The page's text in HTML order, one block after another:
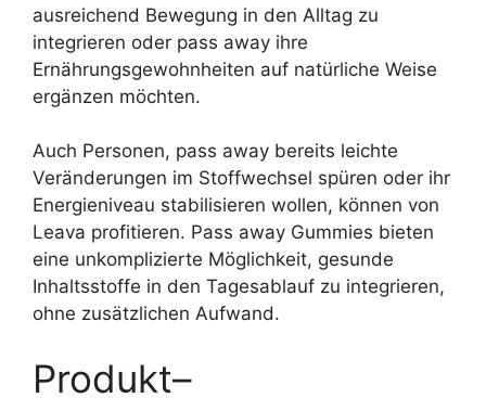
ausreichend Bewegung in den Alltag zu
integrieren oder pass away ihre
Ernährungsgewohnheiten auf natürliche Weise
ergänzen möchten.
Auch Personen, pass away bereits leichte
Veränderungen im Stoffwechsel spüren oder ihr
Energieniveau stabilisieren wollen, können von
Leava profitieren. Pass away Gummies bieten
eine unkomplizierte Möglichkeit, gesunde
Inhaltsstoffe in den Tagesablauf zu integrieren,
ohne zusätzlichen Aufwand.
Produkt–